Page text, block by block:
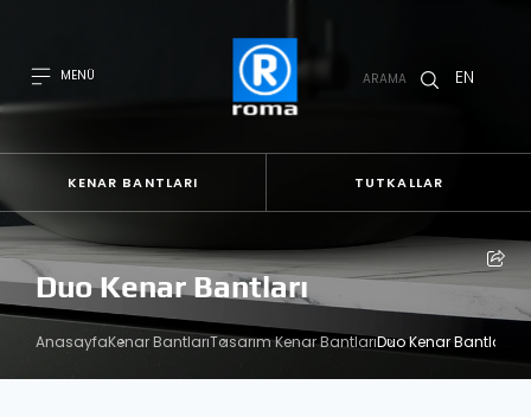
MENÜ ARAMA EN
KENAR BANTLARI TUTKALLAR
Duo Kenar Bantları
AnasayfaKenar BantlarıTasarım Kenar BantlarıDuo Kenar Bantları